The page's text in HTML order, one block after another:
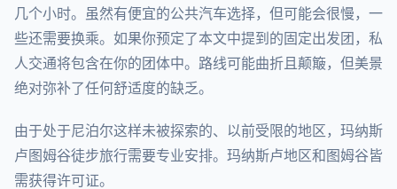
几个小时。虽然有便宜的公共汽车选择，但可能会很慢，一
些还需要换乘。如果你预定了本文中提到的固定出发团，私
人交通将包含在你的团体中。路线可能曲折且颠簸，但美景
绝对弥补了任何舒适度的缺乏。
由于处于尼泊尔这样未被探索的、以前受限的地区，玛纳斯
卢图姆谷徒步旅行需要专业安排。玛纳斯卢地区和图姆谷皆
需获得许可证。